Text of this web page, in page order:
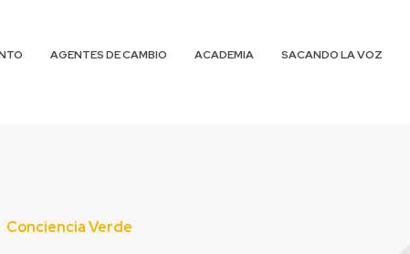
AGENTES DE CAMBIO ACADEMIA
SACANDO LA VOZ
Conciencia Verde